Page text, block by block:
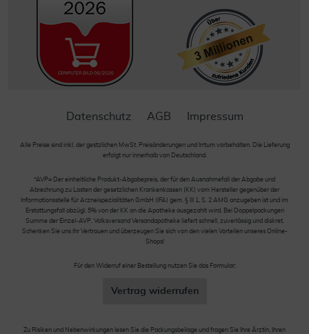
Datenschutz AGB Impressum
Alle Preise sind inkl. der gestzlichen MwSt. Preisänderungen und Irrtum vorbehalten. Die Lieferung
erfolgt nur innerhalb von Deutschland.
*AVP= Der einheitliche Produkt-Abgabepreis, der für den Ausnahmefall der Abgabe und
Abrechnung zu Lasten der gesetzlichen Krankenkassen (KK) vom Hersteller gegenüber der
Informationsstelle für Arzneispezialitäten GmbH (IFA) gem. § III 1, S. 2 AMG anzugeben ist und im
Erstattungsfall abzügl. 5% von der KK an die Apotheke ausgezahlt wird. Bei Doppelpackungen
Summe der Einzel-AVP. Volksversand Versandapotheke liefert schnell, zuverlässig und diskret.
Schenken Sie uns Ihr Vertrauen und überzeugen Sie sich von den vielen Vorteilen unseres Online-
Shops!
Für den Widerruf einer Bestellung nutzen Sie das Formular:
Vertrag widerrufen
Zu Risiken und Nebenwirkungen lesen Sie die Packungsbeilage und fragen Sie Ihre Ärztin, Ihren